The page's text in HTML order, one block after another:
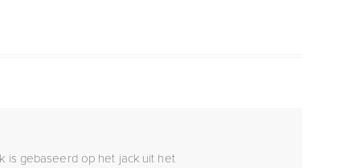
is gebaseerd op het jack uit het